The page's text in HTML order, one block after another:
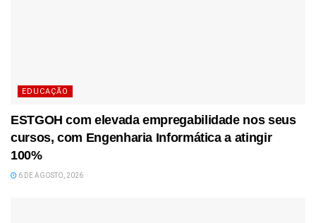
EDUCAÇÃO
ESTGOH com elevada empregabilidade nos seus
cursos, com Engenharia Informática a atingir
100%
6 DE AGOSTO, 2026